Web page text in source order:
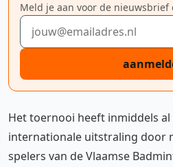
Meld je aan voor de
E-mailadres
Het toernooi heeft inmiddels al
internationale uitstraling door
spelers van de Vlaamse